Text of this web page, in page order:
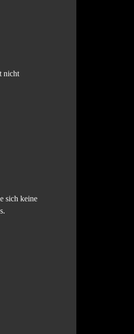
nicht
sich keine